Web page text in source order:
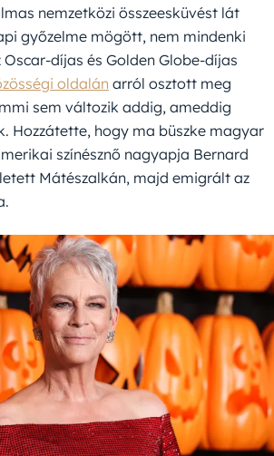
nemzetközi összeesküvést lát
győzelme mögött, nem mindenki
díjas és Golden Globe-díjas
oldalán arról osztott meg
sem változik addig, ameddig
Hozzátette, hogy ma büszke magyar
színésznő nagyapja Bernard
Mátészalkán, majd emigrált az